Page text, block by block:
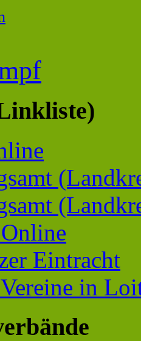
Eintracht
in